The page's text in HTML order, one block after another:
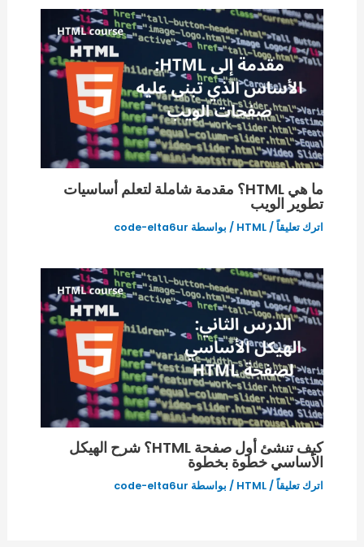
ما هي HTML؟ مقدمة شاملة لتعلم أساسيات
تطوير الويب
اترك تعليقاً/
HTML / بواسطة code-elta6ur
كيف تنشئ أول صفحة HTML؟ شرح الهيكل
الأساسي خطوة بخطوة
اترك تعليقاً/
HTML / بواسطة code-elta6ur